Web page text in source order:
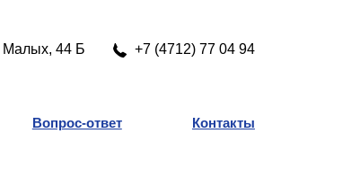
Малых, 44 Б +7 (4712) 77 04 94
Вопрос-ответ Контакты